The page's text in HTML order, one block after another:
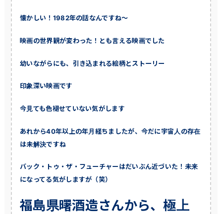
懐かしい！1982年の話なんですね～
映画の世界観が変わった！とも言える映画でした
幼いながらにも、引き込まれる絵柄とストーリー
印象深い映画です
今見ても色褪せていない気がします
あれから40年以上の年月経ちましたが、今だに宇宙人の存在
は未解決ですね
バック・トゥ・ザ・フューチャーはだいぶん近づいた！未来
になってる気がしますが（笑）
福島県曙酒造さんから、極上